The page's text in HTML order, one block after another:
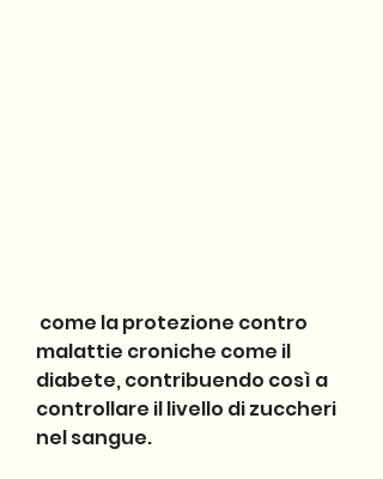
malattie croniche come il
diabete, contribuendo così a
controllare il livello di zuccheri
nel sangue.